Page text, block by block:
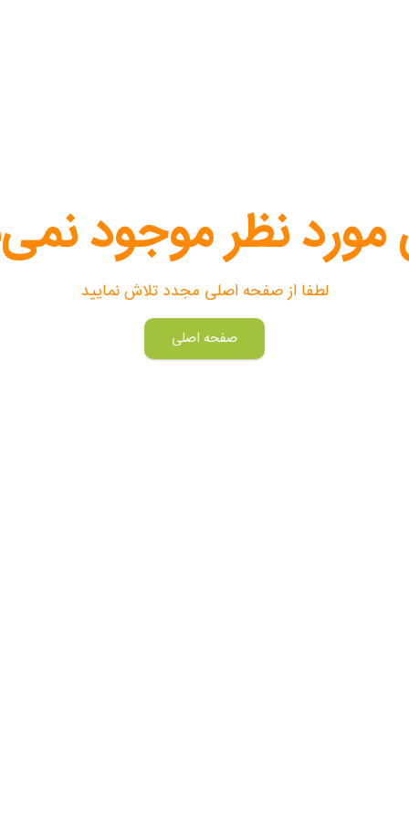
مورد نظر موجود
لطفا از صفحه اصلی مجدد تلاش نمایید
صفحه اصلی